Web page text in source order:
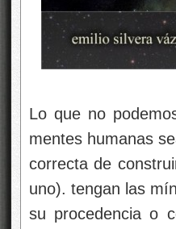
Lo que no
mentes humanas
correcta de
uno). tengan las
su procedencia o